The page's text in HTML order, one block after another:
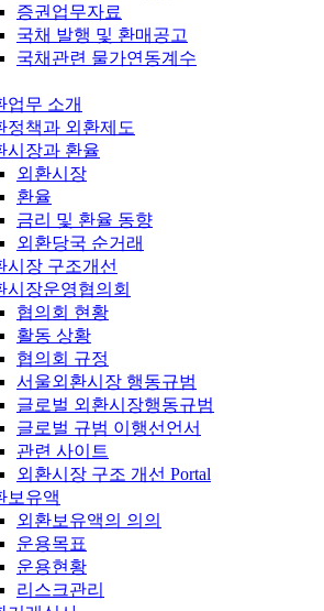
증권업무자료
국채 발행 및 환매공고
국채관련 물가연동계수
업무 소개
정책과 외환제도
시장과 환율
외환시장
환율
금리 및 환율 동향
외환당국 순거래
시장 구조개선
시장운영협의회
협의회 현황
활동 상황
협의회 규정
서울외환시장 행동규범
글로벌 외환시장행동규범
글로벌 규범 이행선언서
관련 사이트
외환시장 구조 개선 Portal
보유액
외환보유액의 의의
운용목표
운용현황
리스크관리